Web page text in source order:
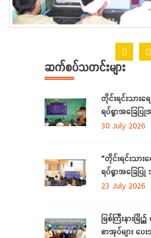
ဆက်စပ်သတင်းများ
တိုင်းရင်းသားရ
ရပ်ရွာအခြေပြု
လိုအပ်ချက်တို့ကို
30 July 2026
“တိုင်းရင်းသား
ရပ်ရွာအခြေပြု
ပညာ လိုအပ်ချက်
23 July 2026
မြစ်ကြီးနားမြို့
စာအုပ်များ ပေ